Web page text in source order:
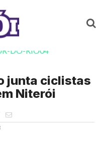
junta ciclistas
Niterói